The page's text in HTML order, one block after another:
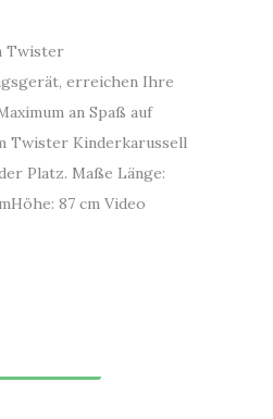
Twister
erreichen Ihre
an Spaß auf
Twister Kinderkarussell
Platz. Maße Länge:
87 cm Video